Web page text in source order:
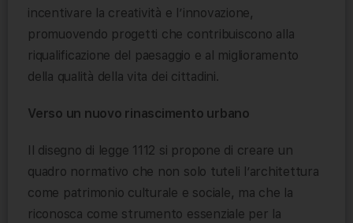
incentivare la creatività e l’innovazione,
promuovendo progetti che contribuiscono alla
riqualificazione del paesaggio e al miglioramento
della qualità della vita dei cittadini.
Verso un nuovo rinascimento urbano
Il disegno di legge 1112 si propone di creare un
quadro normativo che non solo tuteli l’architettura
come patrimonio culturale e sociale, ma che la
riconosca come strumento essenziale per la